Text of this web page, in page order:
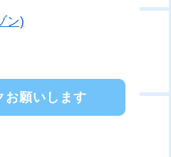
ン)
お願いします